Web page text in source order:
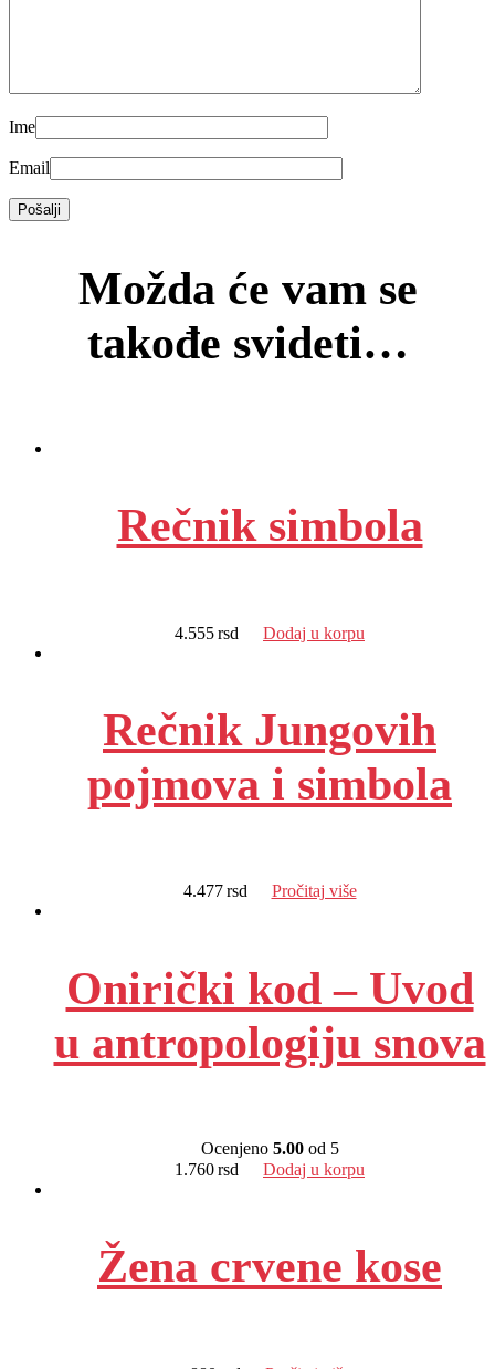
Ime
Email
Možda će vam se
takođe svideti…
Rečnik simbola
4.555rsd Dodaj u korpu
Rečnik Jungovih
pojmova i simbola
4.477 rsd Pročitaj više
Onirički kod – Uvod
u antropologiju snova
Ocenjeno 5.00od 5
1.760rsd Dodaj u korpu
Žena crvene kose